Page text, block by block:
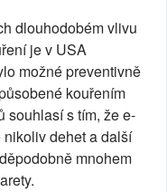
dlouhodobém vlivu
je v USA
možné preventivně
kouřením
souhlasí s tím, že e-
dehet a další
mnohem